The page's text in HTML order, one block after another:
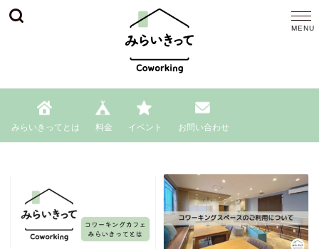
みらいきってとは 料金 イベント お問い合わせ